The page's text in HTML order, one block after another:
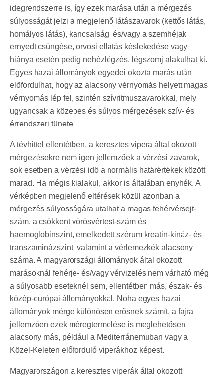
idegrendszerre is, így ezek marása után a mérgezés
súlyosságát jelzi a megjelenő látászavarok (kettős látás,
homályos látás), kancsalság, és/vagy a szemhéjak
ernyedt csüngése, orvosi ellátás késlekedése vagy
hiánya esetén pedig nehézlégzés, légszomj alakulhat ki.
Egyes hazai állományok egyedei okozta marás után
előfordulhat, hogy az alacsony vérnyomás helyett magas
vérnyomás lép fel, szintén szívritmuszavarokkal, mely
ugyancsak a közepes és súlyos mérgezések szív- és
érrendszeri tünete.
A tévhittel ellentétben, a keresztes vipera által okozott
mérgezésekre nem igen jellemzőek a vérzési zavarok,
sok esetben a vérzési idő a normális határértékek között
marad. Ha mégis kialakul, akkor is általában enyhék. A
vérképben megjelenő eltérések közül azonban a
mérgezés súlyosságára utalhat a magas fehérvérsejt-
szám, a csökkent vörösvértest-szám és
haemoglobinszint, emelkedett szérum kreatin-kináz- és
transzaminázszint, valamint a vérlemezkék alacsony
száma. A magyarországi állományok által okozott
marásoknál fehérje- és/vagy vérvizelés nem várható még
a súlyosabb eseteknél sem, ellentétben más, észak- és
közép-európai állományokkal. Noha egyes hazai
állományok mérge különösen erősnek számít, a fajra
jellemzően ezek méregtermelése is meglehetősen
alacsony más, például a Mediterránemuban vagy a
Közel-Keleten előforduló viperákhoz képest.
Magyarországon a keresztes viperák által okozott